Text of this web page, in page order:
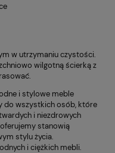
w utrzymaniu czystości.
wilgotną ścierką z
i stylowe meble
do wszystkich osób, które
i niezdrowych
stanowią
stylu życia.
i ciężkich mebli.